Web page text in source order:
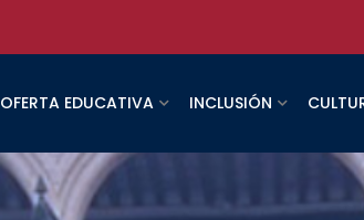
OFERTA EDUCATIVA INCLUSIÓN